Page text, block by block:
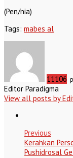
(Pen/nia)
Tags: mabes al
11106
Editor Paradigma
View all posts by
Previous
Kerahkan
Pushidrosal